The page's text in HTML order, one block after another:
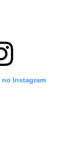
no Instagram